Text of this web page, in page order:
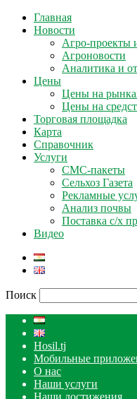
Главная
Новости
Агро-проекты
Агроновости
Аналитика и
Цены
Цены на
Цены на
Торговая площадка
Карта
Справочник
Услуги
СМС-пакеты
Сельхоз Газета
Рекламные
Анализ почвы
Поставка с/х
Видео
Поиск
Hosil.tj
Мобильные
О нас
Наши услуги
Наши достижения